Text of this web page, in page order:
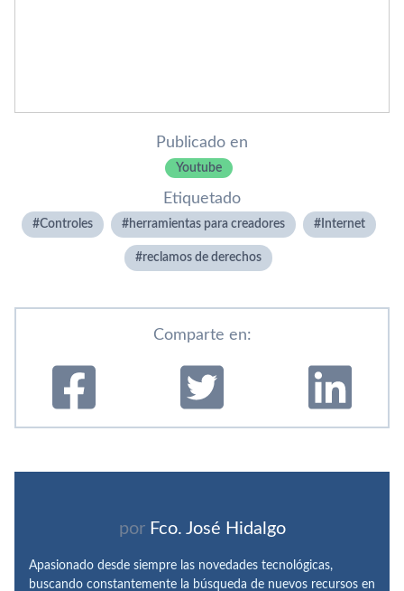
Publicado en
Youtube
Etiquetado
Controles herramientas para creadores Internet
reclamos de derechos
Comparte en:
por Fco. José Hidalgo
Apasionado desde siempre las novedades tecnológicas,
buscando constantemente la búsqueda de nuevos recursos en